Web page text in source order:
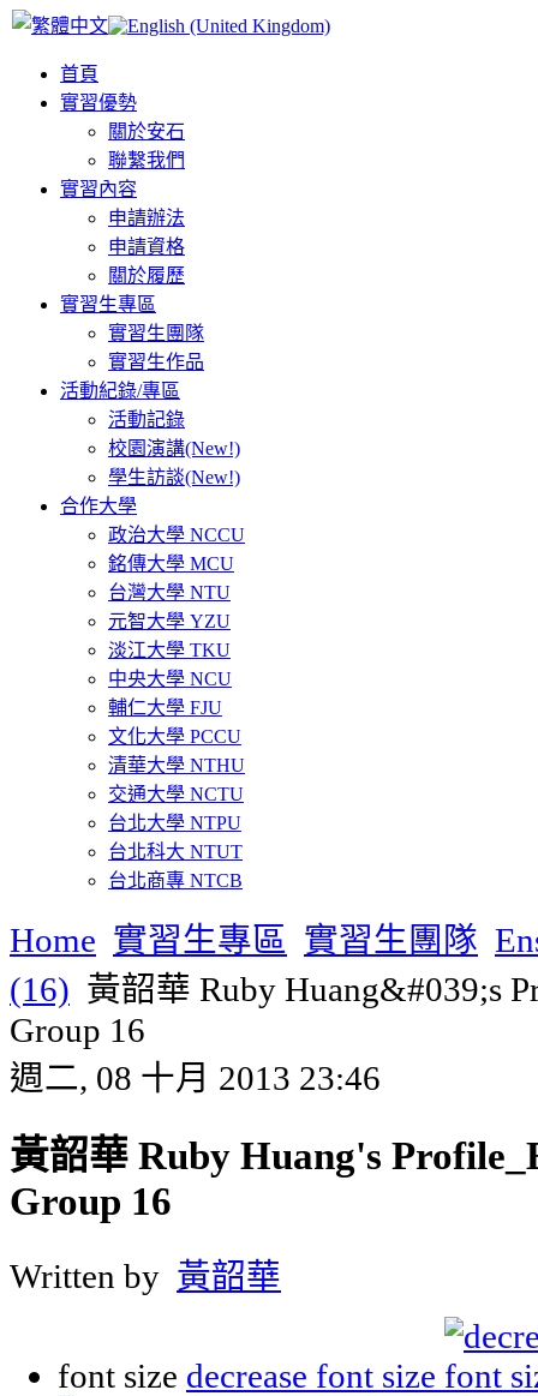
首頁
實習優勢
關於安石
聯繫我們
實習內容
申請辦法
申請資格
關於履歷
實習生專區
實習生團隊
實習生作品
活動紀錄/專區
活動記錄
校園演講(New!)
學生訪談(New!)
合作大學
政治大學 NCCU
銘傳大學 MCU
台灣大學 NTU
元智大學 YZU
淡江大學 TKU
中央大學 NCU
輔仁大學 FJU
文化大學 PCCU
清華大學 NTHU
交通大學 NCTU
台北大學 NTPU
台北科大 NTUT
台北商專 NTCB
Home 實習生專區 實習生團隊
(16) 黃韶華 Ruby Huang&#039;s
Group 16
週二, 08 十月 2013 23:46
黃韶華 Ruby Huang's
Group 16
Written by 黃韶華
font size decrease font size